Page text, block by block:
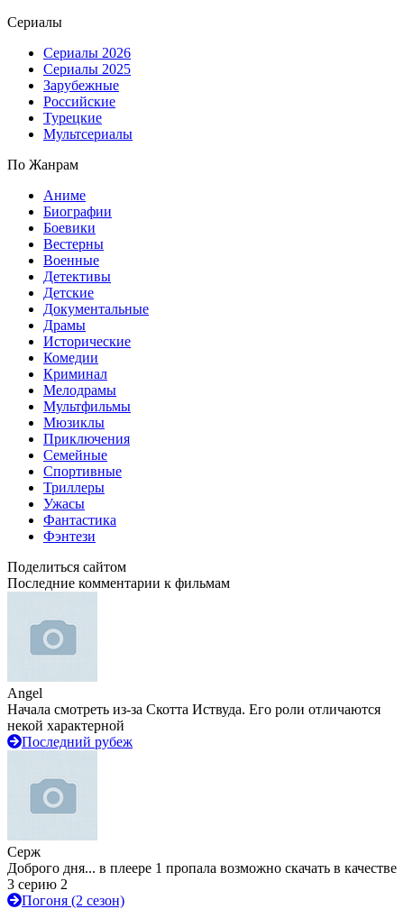
Сериалы
Сериалы 2026
Сериалы 2025
Зарубежные
Российские
Турецкие
Мультсериалы
По Жанрам
Аниме
Биографии
Боевики
Вестерны
Военные
Детективы
Детские
Документальные
Драмы
Исторические
Комедии
Криминал
Мелодрамы
Мультфильмы
Мюзиклы
Приключения
Семейные
Спортивные
Триллеры
Ужасы
Фантастика
Фэнтези
Поделиться сайтом
Последние комментарии к фильмам
Angel
Начала смотреть из-за Скотта Иствуда. Его роли отличаются
некой характерной
Последний рубеж
Серж
Доброго дня... в плеере 1 пропала возможно скачать в качестве
3 серию 2
Погоня (2 сезон)